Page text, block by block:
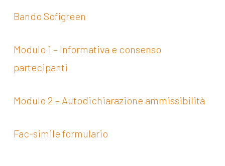
Bando Sofigreen
Modulo 1 – Informativa e consenso
partecipanti
Modulo 2 – Autodichiarazione ammissibilità
Fac-simile formulario